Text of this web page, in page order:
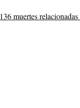
136 muertes